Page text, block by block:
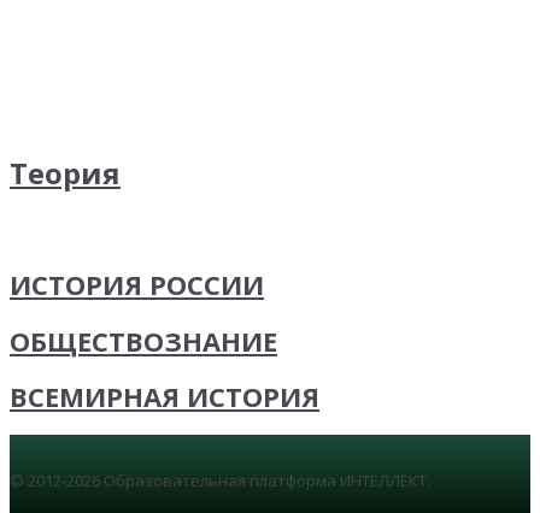
Теория
ИСТОРИЯ РОССИИ
ОБЩЕСТВОЗНАНИЕ
ВСЕМИРНАЯ ИСТОРИЯ
© 2012-2026 Образовательная платформа ИНТЕЛЛЕКТ.